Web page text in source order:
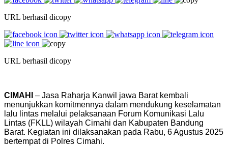
URL berhasil dicopy
URL berhasil dicopy
CIMAHI – Jasa Raharja Kanwil jawa Barat kembali
menunjukkan komitmennya dalam mendukung keselamatan
lalu lintas melalui pelaksanaan Forum Komunikasi Lalu
Lintas (FKLL) wilayah Cimahi dan Kabupaten Bandung
Barat. Kegiatan ini dilaksanakan pada Rabu, 6 Agustus 2025
bertempat di Polres Cimahi.